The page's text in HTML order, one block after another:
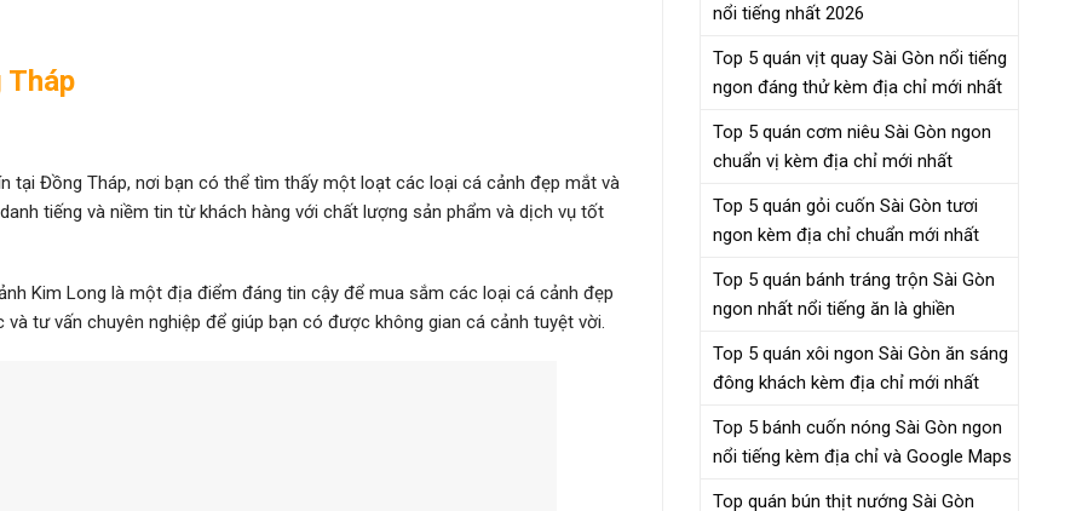
Tháp
tại Đồng Tháp, nơi bạn có thể tìm thấy một loạt các loại cá cảnh đẹp mắt và
tiếng và niềm tin từ khách hàng với chất lượng sản phẩm và dịch vụ tốt
Kim Long là một địa điểm đáng tin cậy để mua sắm các loại cá cảnh đẹp
tư vấn chuyên nghiệp để giúp bạn có được không gian cá cảnh tuyệt vời.
nổi tiếng nhất 2026
Top 5 quán vịt quay Sài Gòn nổi tiếng
ngon đáng thử kèm địa chỉ mới nhất
Top 5 quán cơm niêu Sài Gòn ngon
chuẩn vị kèm địa chỉ mới nhất
Top 5 quán gỏi cuốn Sài Gòn tươi
ngon kèm địa chỉ chuẩn mới nhất
Top 5 quán bánh tráng trộn Sài Gòn
ngon nhất nổi tiếng ăn là ghiền
Top 5 quán xôi ngon Sài Gòn ăn sáng
đông khách kèm địa chỉ mới nhất
Top 5 bánh cuốn nóng Sài Gòn ngon
nổi tiếng kèm địa chỉ và Google Maps
Top quán bún thịt nướng Sài Gòn